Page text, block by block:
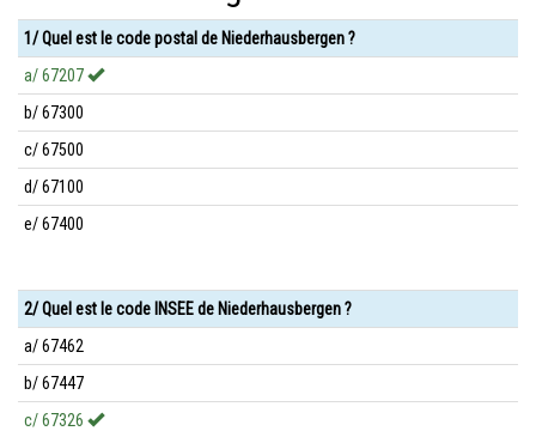
1/ Quel est le code postal de Niederhausbergen ?
a/ 67207
b/ 67300
c/ 67500
d/ 67100
e/ 67400
2/ Quel est le code INSEE de Niederhausbergen ?
a/ 67462
b/ 67447
c/ 67326